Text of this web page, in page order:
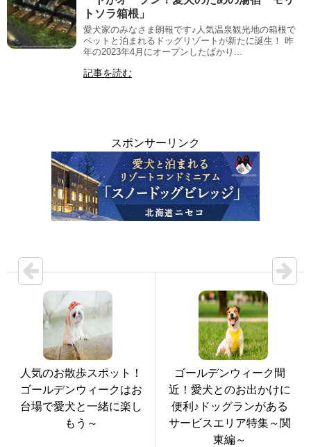
トソラ箱根」
愛犬家のみなさま朗報です♪人気温泉観光地の箱根で
ペットと泊まれるドッグリゾートが新たに誕生！ 昨
年の2023年4月にオープンしたばかり...
記事を読む
スポンサーリンク
人気のお散歩スポット！
ゴールデンウィークはお
台場で愛犬と一緒に楽し
もう～
ゴールデンウィーク間
近！愛犬とのお出かけに
便利♪ドッグランがある
サービスエリア特集～関
東編～